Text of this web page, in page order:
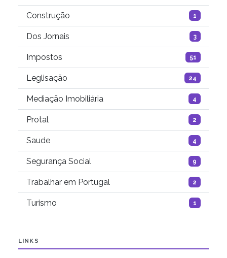
Construção 1
Dos Jornais 3
Impostos 51
Leglisação 24
Mediação Imobiliária 4
Protal 2
Saude 4
Segurança Social 9
Trabalhar em Portugal 2
Turismo 1
LINKS